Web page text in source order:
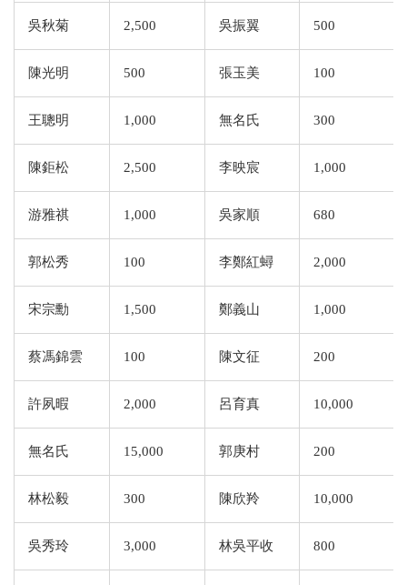
吳秋菊 2,500 吳振翼 500
陳光明 500 張玉美 100
王聰明 1,000 無名氏 300
陳鉅松 2,500 李映宸 1,000
游雅祺 1,000 吳家順 680
郭松秀 100 李鄭紅蟳 2,000
宋宗勳 1,500 鄭義山 1,000
蔡馮錦雲 100 陳文征 200
許夙暇 2,000 呂育真 10,000
無名氏 15,000 郭庚村 200
林松毅 300 陳欣羚 10,000
吳秀玲 3,000 林吳平收 800